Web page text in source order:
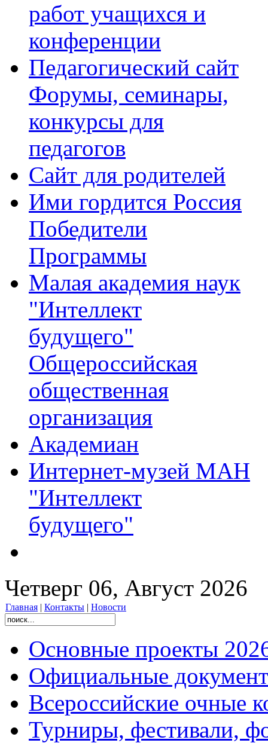
работ учащихся и
конференции
Педагогический сайт
Форумы, семинары,
конкурсы для
педагогов
Сайт для родителей
Ими гордится Россия
Победители
Программы
Малая академия наук
"Интеллект
будущего"
Общероссийская
общественная
организация
Академиан
Интернет-музей МАН
"Интеллект
будущего"
Четверг 06, Август 2026
Главная | Контакты | Новости
Основные проекты
Официальные
Всероссийские очные
Турниры, фестивали,